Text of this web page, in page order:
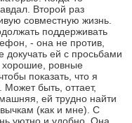
Второй раз
совместную жизнь.
поддерживать
- она не против,
ей с просьбами
хорошие, ровные
показать, что я
быть, оттает,
ей трудно найти
(как и мне). С
уютно и удобно. Она